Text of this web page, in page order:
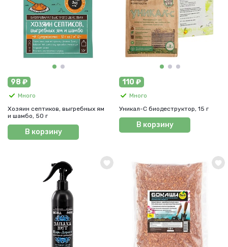
98 ₽
Много
Хозяин септиков, выгребных ям
и шамбо, 50 г
В корзину
110 ₽
Много
Уникал-С биодеструктор, 15 г
В корзину